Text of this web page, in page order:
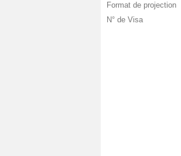
Format de projection
N° de Visa